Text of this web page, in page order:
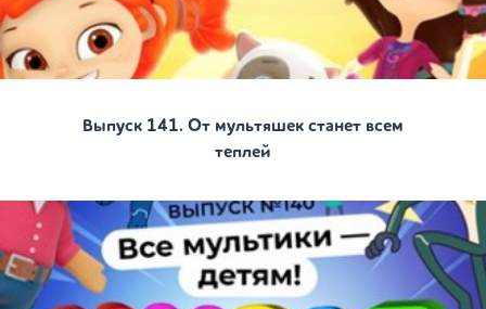
Выпуск 141. От мультяшек станет всем
теплей